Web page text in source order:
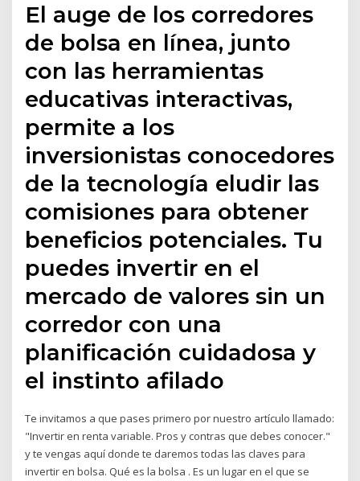
El auge de los corredores
de bolsa en línea, junto
con las herramientas
educativas interactivas,
permite a los
inversionistas conocedores
de la tecnología eludir las
comisiones para obtener
beneficios potenciales. Tu
puedes invertir en el
mercado de valores sin un
corredor con una
planificación cuidadosa y
el instinto afilado
Te invitamos a que pases primero por nuestro artículo llamado:
"Invertir en renta variable. Pros y contras que debes conocer."
y te vengas aquí donde te daremos todas las claves para
invertir en bolsa. Qué es la bolsa . Es un lugar en el que se